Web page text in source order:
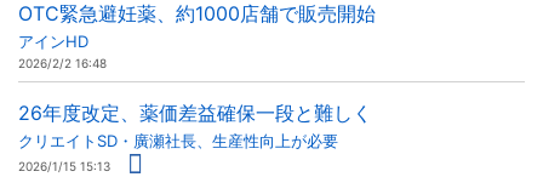
OTC緊急避妊薬、約1000店舗で販売開始
アインHD
2026/2/2 16:48
26年度改定、薬価差益確保一段と難しく
クリエイトSD・廣瀬社長、生産性向上が必要
2026/1/15 15:13